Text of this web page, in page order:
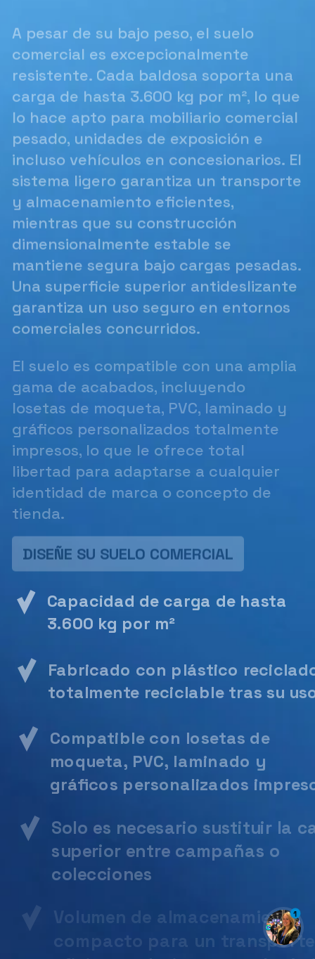
A pesar de su bajo peso, el suelo
comercial es excepcionalmente
resistente. Cada baldosa soporta una
carga de hasta 3.600 kg por m², lo que
lo hace apto para mobiliario comercial
pesado, unidades de exposición e
incluso vehículos en concesionarios. El
sistema ligero garantiza un transporte
y almacenamiento eficientes,
mientras que su construcción
dimensionalmente estable se
mantiene segura bajo cargas pesadas.
Una superficie superior antideslizante
garantiza un uso seguro en entornos
comerciales concurridos.
El suelo es compatible con una amplia
gama de acabados, incluyendo
losetas de moqueta, PVC, laminado y
gráficos personalizados totalmente
impresos, lo que le ofrece total
libertad para adaptarse a cualquier
identidad de marca o concepto de
tienda.
DISEÑE SU SUELO COMERCIAL
Capacidad de carga de hasta
3.600 kg por m²
Fabricado con plástico
totalmente reciclable tras su
Compatible con losetas de
moqueta, PVC, laminado y
gráficos personalizados
Solo es necesario sustituir la
superior entre campañas o
colecciones
Volumen de almacenamiento
compacto para un transporte
1